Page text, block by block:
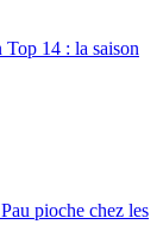
14 : la saison
pioche chez les